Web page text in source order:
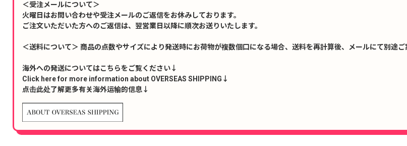
＜受注メールについて＞
火曜日はお問い合わせや受注メールのご返信をお休みしております。
ご注文いただいた方へのご返信は、翌営業日以降に順次お送りいたします。
＜送料について＞ 商品の点数やサイズにより発送時にお荷物が複数個口になる場合、送料を再計算後、メールにて別途ご
海外への発送についてはこちらをご覧ください↓
Click here for more information about OVERSEAS SHIPPING↓
点击此处了解更多有关海外运输的信息↓